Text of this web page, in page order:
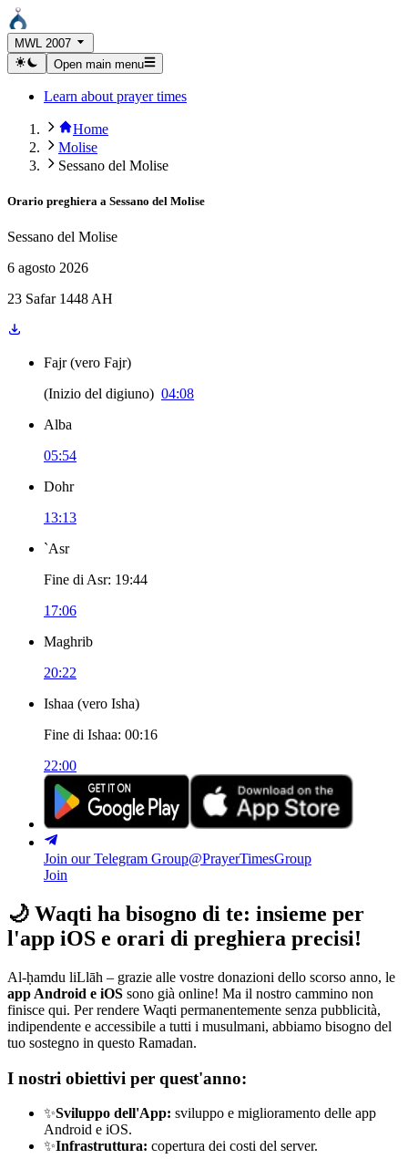
MWL 2007
Open main menu
Learn about prayer times
Home
Molise
Sessano del Molise
Orario preghiera a Sessano del Molise
Sessano del Molise
6 agosto 2026
23 Safar 1448 AH
Fajr (vero Fajr)
(Inizio del digiuno) 04:08
Alba
05:54
Dohr
13:13
`Asr
Fine di Asr: 19:44
17:06
Maghrib
20:22
Ishaa (vero Isha)
Fine di Ishaa: 00:16
22:00
Join our Telegram Group@PrayerTimesGroup
Join
🌙 Waqti ha bisogno di te: insieme per
l'app iOS e orari di preghiera precisi!
Al-ḥamdu liLlāh – grazie alle vostre donazioni dello scorso anno, le
app Android e iOS sono già online! Ma il nostro cammino non
finisce qui. Per rendere Waqti permanentemente senza pubblicità,
indipendente e accessibile a tutti i musulmani, abbiamo bisogno del
tuo sostegno in questo Ramadan.
I nostri obiettivi per quest'anno:
✨Sviluppo dell'App: sviluppo e miglioramento delle app
Android e iOS.
✨Infrastruttura: copertura dei costi del server.